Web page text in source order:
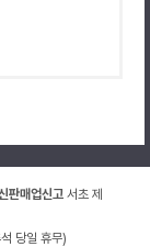
판매업신고서초 제
당일 휴무)